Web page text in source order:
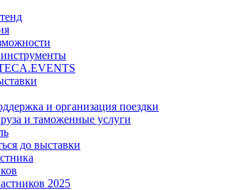
и организация поездки
и таможенные услуги
до выставки
2025